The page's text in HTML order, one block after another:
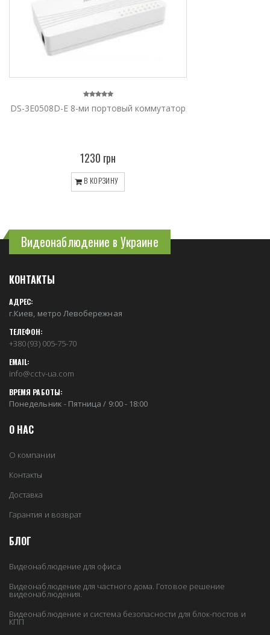
DS-3E0508D-E 8-ми портовый коммутатор
1230 грн
В КОРЗИНУ
Видеонаблюдение в Украине
КОНТАКТЫ
АДРЕС:
г.Киев, метро Левобережная
ТЕЛЕФОН:
+380 (93) 005-75-70
EMAIL:
info@cctv-ua.com
ВРЕМЯ РАБОТЫ:
Понедельник - Пятница / 9:00 - 18:00
О НАС
О компании
Контакты
Доставка
Гарантия и возврат
БЛОГ
Видеонаблюдение для офиса
Видеонаблюдение для частного дома. Готовое решение
видеонаблюдения.
Видеонаблюдение и система безопасности для блок-постов и
КПП